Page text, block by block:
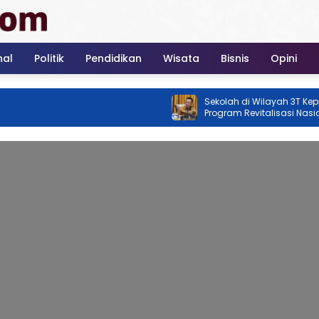
Politik Pendidikan Wisata Bisnis Opini
Sekolah di Wilayah 3T Kepri Jadi
Program Revitalisasi Nasional
2026